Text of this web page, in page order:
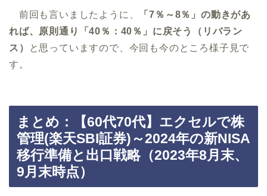
前回も言いましたように、
「7％～8％」の動きがあ
れば、原則通り「40％：40％」に戻そう（リバラン
ス）
と思っていますので、今回も今のところ様子見で
す。
まとめ：【60代70代】エクセルで株
管理(楽天SBI証券)～2024年の新NISA
移行準備と出口戦略（2023年8月末、
9月末時点）